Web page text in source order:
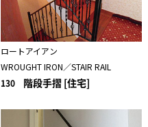
ロートアイアン
WROUGHT IRON／STAIR RAIL
130 階段手摺 [住宅]